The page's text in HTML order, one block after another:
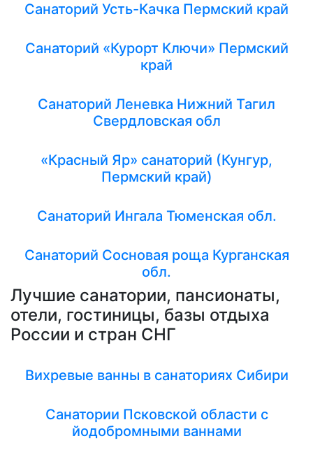
Санаторий Усть-Качка Пермский край
Санаторий «Курорт Ключи» Пермский
край
Санаторий Леневка Нижний Тагил
Свердловская обл
«Красный Яр» санаторий (Кунгур,
Пермский край)
Санаторий Ингала Тюменская обл.
Санаторий Сосновая роща Курганская
обл.
Лучшие санатории, пансионаты,
отели, гостиницы, базы отдыха
России и стран СНГ
Вихревые ванны в санаториях Сибири
Санатории Псковской области с
йодобромными ваннами